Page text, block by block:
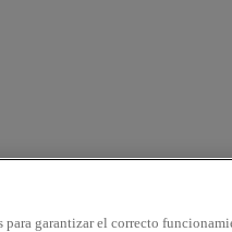
garantizar el correcto